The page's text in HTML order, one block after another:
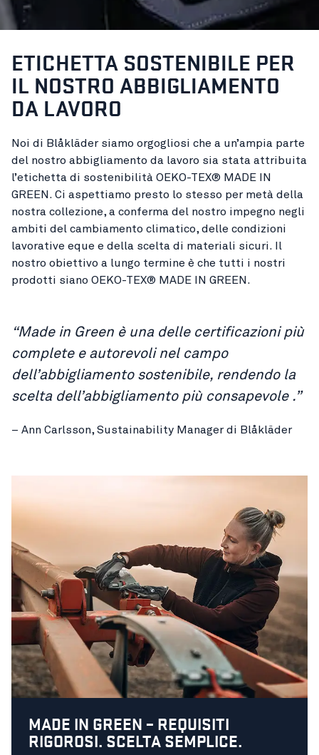
ETICHETTA SOSTENIBILE PER
IL NOSTRO ABBIGLIAMENTO
DA LAVORO
Noi di Blåkläder siamo orgogliosi che a un’ampia parte
del nostro abbigliamento da lavoro sia stata attribuita
l’etichetta di sostenibilità OEKO-TEX® MADE IN
GREEN. Ci aspettiamo presto lo stesso per metà della
nostra collezione, a conferma del nostro impegno negli
ambiti del cambiamento climatico, delle condizioni
lavorative eque e della scelta di materiali sicuri. Il
nostro obiettivo a lungo termine è che tutti i nostri
prodotti siano OEKO-TEX® MADE IN GREEN.
“Made in Green è una delle certificazioni più
complete e autorevoli nel campo
dell’abbigliamento sostenibile, rendendo la
scelta dell’abbigliamento più consapevole .”
– Ann Carlsson, Sustainability Manager di Blåkläder
MADE IN GREEN – REQUISITI
RIGOROSI. SCELTA SEMPLICE.